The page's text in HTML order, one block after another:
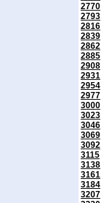
2770
2793
2816
2839
2862
2885
2908
2931
2954
2977
3000
3023
3046
3069
3092
3115
3138
3161
3184
3207